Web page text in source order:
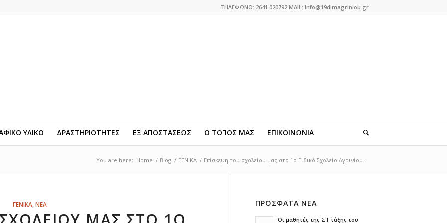
ΤΗΛΕΦΩΝΟ: 2641 020792 MAIL: info@19dimagriniou.gr
ΥΛΙΚΟ ΔΡΑΣΤΗΡΙΟΤΗΤΕΣ ΕΞ ΑΠΟΣΤΑΣΕΩΣ Ο ΤΟΠΟΣ ΜΑΣ ΕΠΙΚΟΙΝΩΝΙΑ
You are here: Home / Blog / ΓΕΝΙΚΑ / Επίσκεψη του σχολείου μας στο 1ο Ειδικό Σχολείο Αγρινίου...
ΓΕΝΙΚΑ, ΝΕΑ ΠΡΟΣΦΑΤΑ ΝΕΑ
Οι μαθητές της ΣΤ΄ τάξης του